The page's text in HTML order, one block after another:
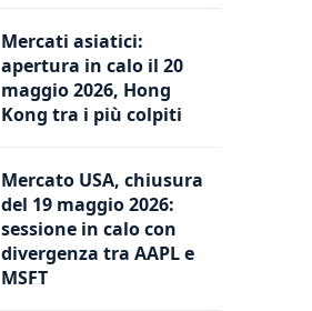
Mercati asiatici:
apertura in calo il 20
maggio 2026, Hong
Kong tra i più colpiti
Mercato USA, chiusura
del 19 maggio 2026:
sessione in calo con
divergenza tra AAPL e
MSFT